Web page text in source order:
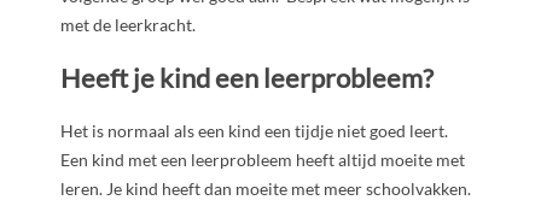
met de leerkracht.
Heeft je kind een leerprobleem?
Het is normaal als een kind een tijdje niet goed leert.
Een kind met een leerprobleem heeft altijd moeite met
leren. Je kind heeft dan moeite met meer schoolvakken.